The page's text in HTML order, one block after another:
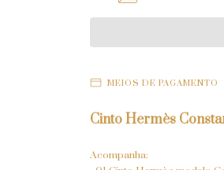
MEIOS DE PAGAMENTO
Cinto Hermès
Acompanha: